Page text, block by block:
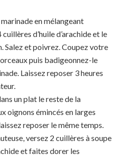
en mélangeant
d’huile d’arachide et le
Salez et poivrez. Coupez votre
puis badigeonnez-le
Laissez reposer 3 heures
un plat le reste de la
oignons émincés en larges
reposer le même temps.
versez 2 cuillères à soupe
et faites dorer les